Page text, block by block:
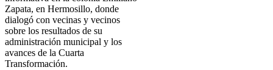
Zapata, en Hermosillo, donde
dialogó con vecinas y vecinos
sobre los resultados de su
administración municipal y los
avances de la Cuarta
Transformación.